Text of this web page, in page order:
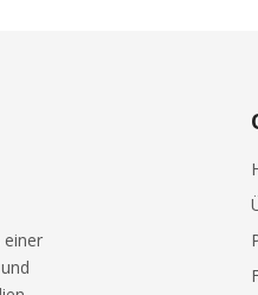
einer